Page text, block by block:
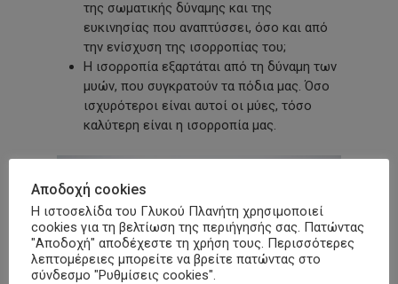
της σωματικής δύναμης και της
ευκινησίας που αναπτύσσει, όσο και από
την ενίσχυση της ισορροπίας του;
Η ισορροπία εξαρτάται από τη δύναμη των
μυών, που συγκρατούν τα πόδια μας.Όσο
ισχυρότεροι είναι αυτοί οι μύες, τόσο
καλύτερη είναι η ισορροπία μας.
Αποδοχή cookies
Η ιστοσελίδα του Γλυκού Πλανήτη χρησιμοποιεί
cookies για τη βελτίωση της περιήγησής σας. Πατώντας
"Αποδοχή" αποδέχεστε τη χρήση τους. Περισσότερες
λεπτομέρειες μπορείτε να βρείτε πατώντας στο
σύνδεσμο "Ρυθμίσεις cookies".